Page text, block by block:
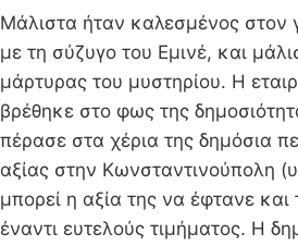
Μάλιστα ήταν καλεσμένος στον
με τη σύζυγο του Εμινέ, και
μάρτυρας του μυστηρίου. Η
βρέθηκε στο φως της
πέρασε στα χέρια της δημόσια
αξίας στην Κωνσταντινούπολη
μπορεί η αξία της να έφτανε και
έναντι ευτελούς τιμήματος. Η